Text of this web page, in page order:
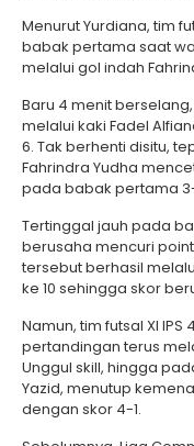
Menurut Yurdiana, tim
babak pertama saat
melalui gol indah
Baru 4 menit
melalui kaki Fadel
6. Tak berhenti disitu,
Fahrindra Yudha
pada babak pertama
Tertinggal jauh pada
berusaha mencuri
tersebut berhasil
ke 10 sehingga skor
Namun, tim futsal XI
pertandingan terus
Unggul skill, hingga
Yazid, menutup
dengan skor 4-1.